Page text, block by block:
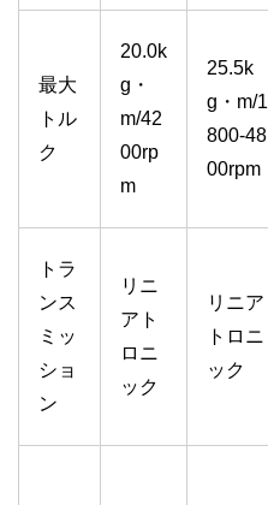
最大
トル
ク
20.0k
g・
m/42
00rp
m
25.5k
g・m/1
800-48
00rpm
トラ
ンス
ミッ
ショ
ン
リニ
アト
ロニ
ック
リニア
トロニ
ック